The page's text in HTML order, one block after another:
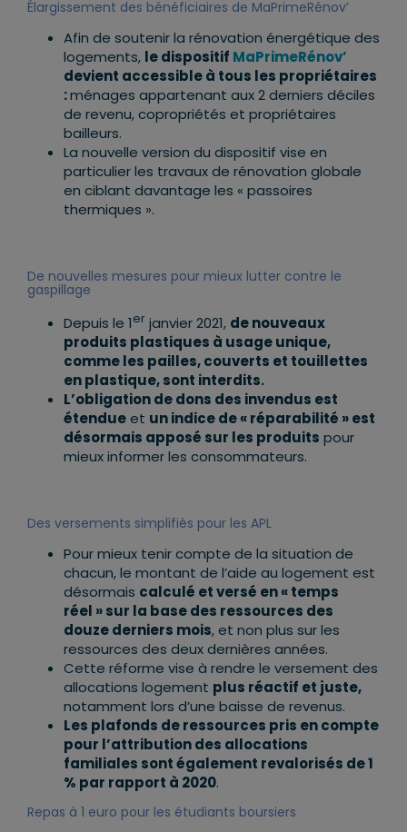
Élargissement des bénéficiaires de MaPrimeRénov’
Afin de soutenir la rénovation énergétique des
logements, le dispositif MaPrimeRénov’
devient accessible à tous les propriétaires
:ménages appartenant aux 2 derniers déciles
de revenu, copropriétés et propriétaires
bailleurs.
La nouvelle version du dispositif vise en
particulier les travaux de rénovation globale
en ciblant davantage les « passoires
thermiques ».
De nouvelles mesures pour mieux lutter contre le
gaspillage
Depuis le 1er janvier 2021, de nouveaux
produits plastiques à usage unique,
comme les pailles, couverts et touillettes
en plastique, sont interdits.
L’obligation de dons des invendus est
étendueet un indice de « réparabilité » est
désormais apposé sur les produits pour
mieux informer les consommateurs.
Des versements simplifiés pour les APL
Pour mieux tenir compte de la situation de
chacun, le montant de l’aide au logement est
désormais calculé et versé en « temps
réel » sur la base des ressources des
douze derniers mois, et non plus sur les
ressources des deux dernières années.
Cette réforme vise à rendre le versement des
allocations logement plus réactif et juste,
notamment lors d’une baisse de revenus.
Les plafonds de ressources pris en compte
pour l’attribution des allocations
familiales sont également revalorisés de 1
% par rapport à 2020.
Repas à 1 euro pour les étudiants boursiers